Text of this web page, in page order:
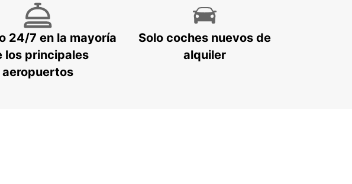
24/7 en la mayoría
los principales
aeropuertos
Solo coches nuevos de
alquiler